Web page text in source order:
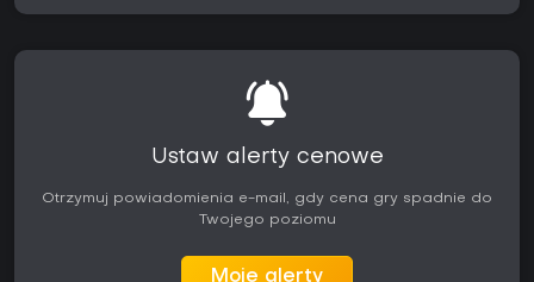
Ustaw alerty cenowe
Otrzymuj powiadomienia e-mail, gdy cena gry spadnie do
Twojego poziomu
Moje alerty